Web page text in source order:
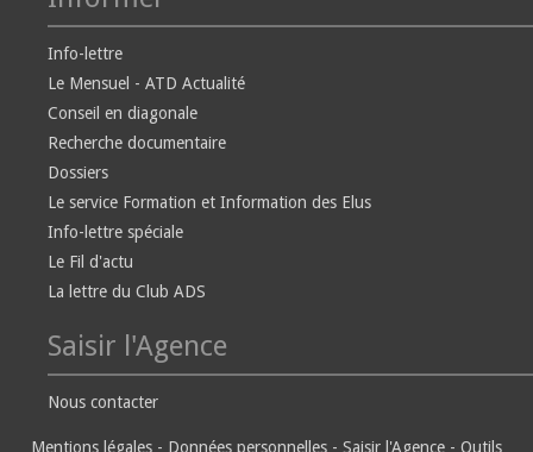
Info-lettre
Le Mensuel - ATD Actualité
Conseil en diagonale
Recherche documentaire
Dossiers
Le service Formation et Information des Elus
Info-lettre spéciale
Le Fil d'actu
La lettre du Club ADS
Saisir l'Agence
Nous contacter
Mentions légales - Données personnelles - Saisir l'Agence - Outils